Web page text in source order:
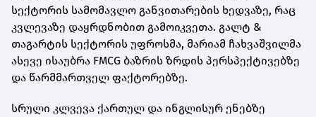
სექტორის სამომავლო განვითარების ხედვაზე, რაც
კვლევაზე დაყრდნობით გამოიკვეთა. გალტ &
თაგარტის სექტორის უფროსმა, მარიამ ჩახვაშვილმა
ასევე ისაუბრა FMCG ბაზრის ზრდის პერსპექტივებზე
და წარმმართველ ფაქტორებზე.
სრული კლვევა ქართულ და ინგლისურ ენებზე